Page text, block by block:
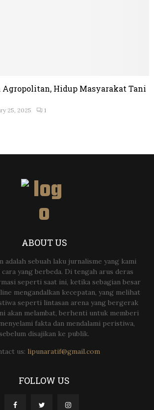
Agropolitan, Hidup Masyarakat Tani
25, 2025 1
ABOUT US
adalah sebuah laku jurnalisme yang kami
cara yang berbeda. Di tengah arus deras
seperti saat ini, ketika sebagian besar
mengandalkan kecepatan, yang melihat
seperti lintasan arena yang bergerak
akan melambat, berhenti untuk memberi
fakta dan mendalami peristiwa,
sebelum disajikan ke publik.
us: lipunaratif@gmail.com
FOLLOW US